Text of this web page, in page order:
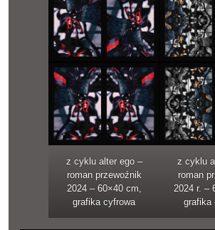
z cyklu alter ego –
roman przewoźnik
2024 – 60×40 cm,
grafika cyfrowa
z cyklu
roman
2024 r. –
grafika